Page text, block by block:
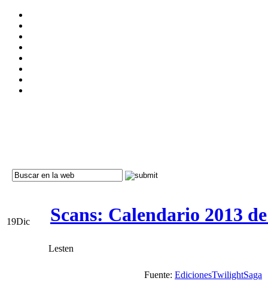
19Dic Scans: Calendario 2013
Lesten
Fuente: EdicionesTwilightSaga